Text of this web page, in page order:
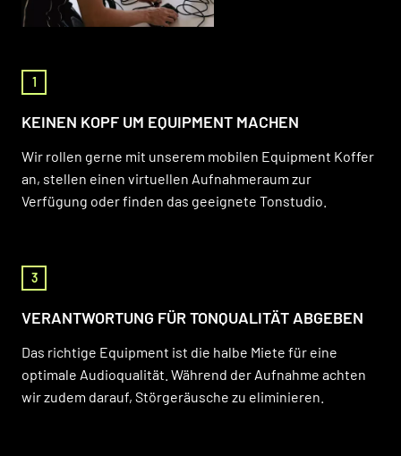
1
KEINEN KOPF UM EQUIPMENT MACHEN
Wir rollen gerne mit unserem mobilen Equipment Koffer
an, stellen einen virtuellen Aufnahmeraum zur
Verfügung oder finden das geeignete Tonstudio.
3
VERANTWORTUNG FÜR TONQUALITÄT ABGEBEN
Das richtige Equipment ist die halbe Miete für eine
optimale Audioqualität. Während der Aufnahme achten
wir zudem darauf, Störgeräusche zu eliminieren.